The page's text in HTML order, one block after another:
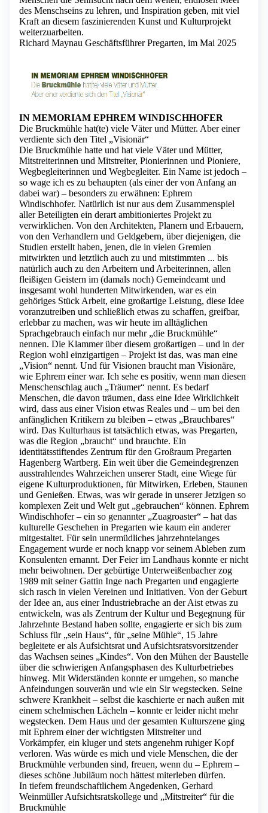
des Menschseins zu lehren, und Inspiration geben, mit viel
Kraft an diesem faszinierenden Kunst und Kulturprojekt
weiterzuarbeiten.
Richard Maynau Geschäftsführer Pregarten, im Mai 2025
IN MEMORIAM EPHREM WINDISCHHOFER
Die Bruckmühle hat(te) viele Väter und Mütter. Aber einer
verdiente sich den Titel „Visionär“
Die Bruckmühle hatte und hat viele Väter und Mütter,
Mitstreiterinnen und Mitstreiter, Pionierinnen und Pioniere,
Wegbegleiterinnen und Wegbegleiter. Ein Name ist jedoch –
so wage ich es zu behaupten (als einer der von Anfang an
dabei war) – besonders zu erwähnen: Ephrem
Windischhofer. Natürlich ist nur aus dem Zusammenspiel
aller Beteiligten ein derart ambitioniertes Projekt zu
verwirklichen. Von den Architekten, Planern und Erbauern,
von den Verhandlern und Geldgebern, über diejenigen, die
Studien erstellt haben, jenen, die in vielen Gremien
mitwirkten und letztlich auch zu und mitstimmten ... bis
natürlich auch zu den Arbeitern und Arbeiterinnen, allen
fleißigen Geistern im (damals noch) Gemeindeamt und
insgesamt wohl hunderten Mitwirkenden, war es ein
gehöriges Stück Arbeit, eine großartige Leistung, diese Idee
voranzutreiben und schließlich etwas zu schaffen, greifbar,
erlebbar zu machen, was wir heute im alltäglichen
Sprachgebrauch einfach nur mehr „die Bruckmühle“
nennen. Die Klammer über diesem großartigen – und in der
Region wohl einzigartigen – Projekt ist das, was man eine
„Vision“ nennt. Und für Visionen braucht man Visionäre,
wie Ephrem einer war. Ich sehe es positiv, wenn man diesen
Menschenschlag auch „Träumer“ nennt. Es bedarf
Menschen, die davon träumen, dass eine Idee Wirklichkeit
wird, dass aus einer Vision etwas Reales und – um bei den
anfänglichen Kritikern zu bleiben – etwas „Brauchbares“
wird. Das Kulturhaus ist tatsächlich etwas, was Pregarten,
was die Region „braucht“ und brauchte. Ein
identitätsstiftendes Zentrum für den Großraum Pregarten
Hagenberg Wartberg. Ein weit über die Gemeindegrenzen
ausstrahlendes Wahrzeichen unserer Stadt, eine Wiege für
eigene Kulturproduktionen, für Mitwirken, Erleben, Staunen
und Genießen. Etwas, was wir gerade in unserer Jetzigen so
komplexen Zeit und Welt gut „gebrauchen“ können. Ephrem
Windischhofer – ein so genannter „Zuagroaster“ – hat das
kulturelle Geschehen in Pregarten wie kaum ein anderer
mitgestaltet. Für sein unermüdliches jahrzehntelanges
Engagement wurde er noch knapp vor seinem Ableben zum
Konsulenten ernannt. Der Feier im Landhaus konnte er nicht
mehr beiwohnen. Der gebürtige Unterweißenbacher zog
1989 mit seiner Gattin Inge nach Pregarten und engagierte
sich rasch in vielen Vereinen und Initiativen. Von der Geburt
der Idee an, aus einer Industriebrache an der Aist etwas zu
entwickeln, was als Zentrum der Kultur und Begegnung für
Jahrzehnte Bestand haben sollte, engagierte er sich bis zum
Schluss für „sein Haus“, für „seine Mühle“, 15 Jahre
begleitete er als Aufsichtsrat und Aufsichtsratsvorsitzender
das Wachsen seines „Kindes“. Von den Mühen der Baustelle
über die schwierigen Anfangsphasen des Kulturbetriebes
hinweg. Mit Widerständen konnte er umgehen, so manche
Anfeindungen souverän und wie ein Sir wegstecken. Seine
schwere Krankheit – selbst die kaschierte er nach außen mit
einem schelmischen Lächeln – konnte er leider nicht mehr
wegstecken. Dem Haus und der gesamten Kulturszene ging
mit Ephrem einer der wichtigsten Mitstreiter und
Vorkämpfer, ein kluger und stets angenehm ruhiger Kopf
verloren. Was würde es mich und viele Menschen, die der
Bruckmühle verbunden sind, freuen, wenn du – Ephrem –
dieses schöne Jubiläum noch hättest miterleben dürfen.
In tiefem freundschaftlichem Angedenken, Gerhard
Weinmüller Aufsichtsratskollege und „Mitstreiter“ für die
Bruckmühle